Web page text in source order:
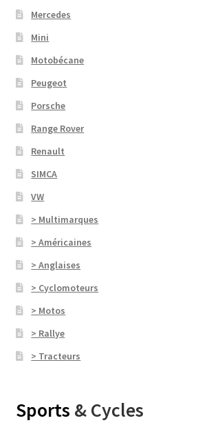
Mercedes
Mini
Motobécane
Peugeot
Porsche
Range Rover
Renault
SIMCA
VW
> Multimarques
> Américaines
> Anglaises
> Cyclomoteurs
> Motos
> Rallye
> Tracteurs
Sports & Cycles